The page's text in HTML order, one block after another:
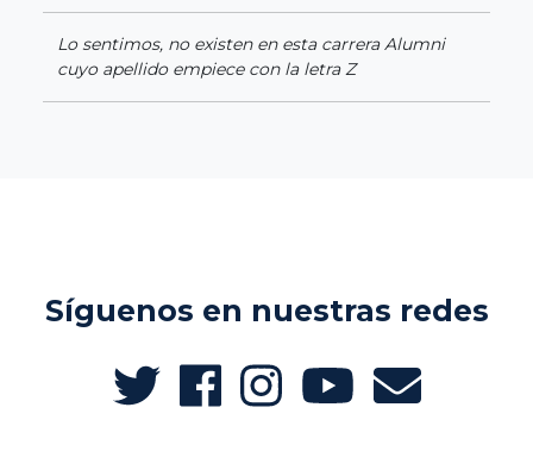
Lo sentimos, no existen en esta carrera Alumni
cuyo apellido empiece con la letra Z
Síguenos en nuestras redes